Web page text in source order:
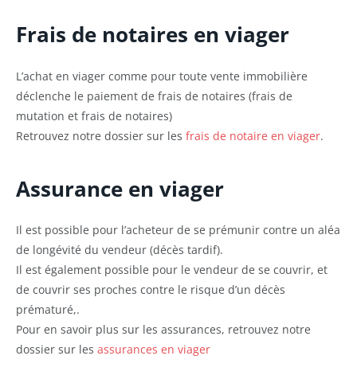
Frais de notaires en viager
L’achat en viager comme pour toute vente immobilière
déclenche le paiement de frais de notaires (frais de
mutation et frais de notaires)
Retrouvez notre dossier sur les frais de notaire en viager.
Assurance en viager
Il est possible pour l’acheteur de se prémunir contre un aléa
de longévité du vendeur (décès tardif).
Il est également possible pour le vendeur de se couvrir, et
de couvrir ses proches contre le risque d’un décès
prématuré,.
Pour en savoir plus sur les assurances, retrouvez notre
dossier sur les assurances en viager